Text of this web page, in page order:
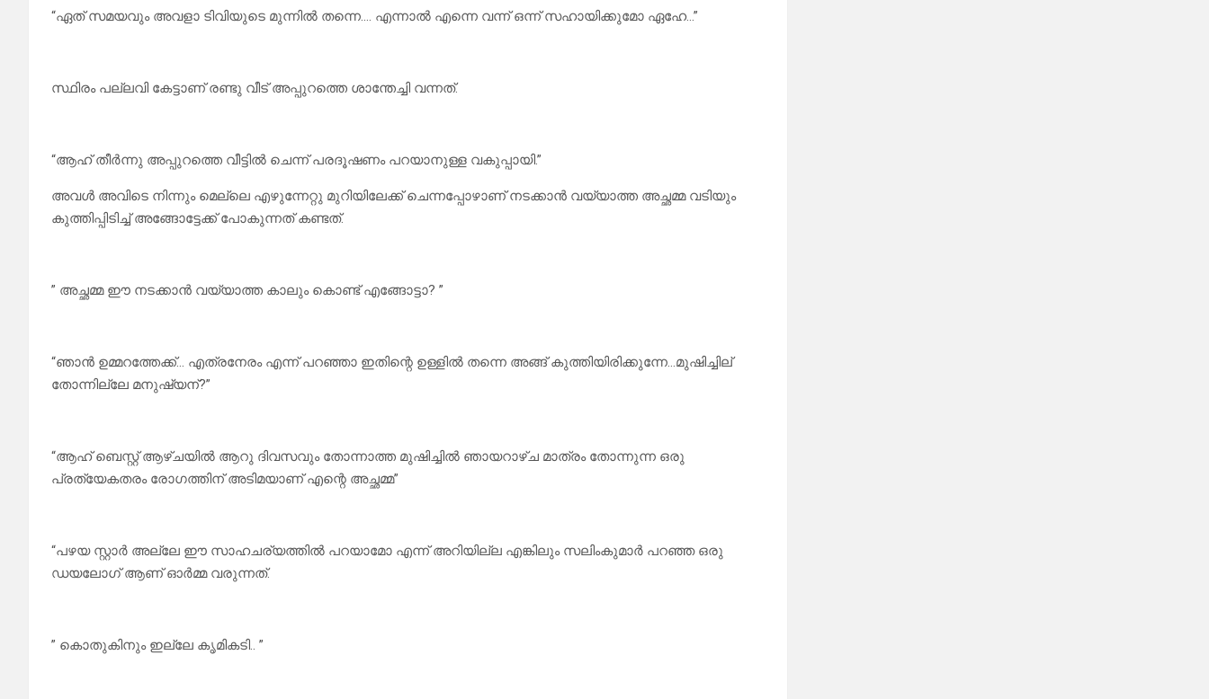
“ഏത് സമയവും അവളാ ടിവിയുടെ മുന്നിൽ തന്നെ.… എന്നാൽ എന്നെ വന്ന് ഒന്ന് സഹായിക്കുമോ ഏഹേ…”
സ്ഥിരം പല്ലവി കേട്ടാണ് രണ്ടു വീട് അപ്പുറത്തെ ശാന്തേച്ചി വന്നത്.
“ആഹ് തീർന്നു അപ്പുറത്തെ വീട്ടിൽ ചെന്ന് പരദൂഷണം പറയാനുള്ള വകുപ്പായി.”
അവൾ അവിടെ നിന്നും മെല്ലെ എഴുന്നേറ്റു മുറിയിലേക്ക് ചെന്നപ്പോഴാണ് നടക്കാൻ വയ്യാത്ത അച്ഛമ്മ വടിയും
കുത്തിപ്പിടിച്ച് അങ്ങോട്ടേക്ക് പോകുന്നത് കണ്ടത്.
” അച്ഛമ്മ ഈ നടക്കാൻ വയ്യാത്ത കാലും കൊണ്ട് എങ്ങോട്ടാ? ”
“ഞാൻ ഉമ്മറത്തേക്ക്… എത്രനേരം എന്ന് പറഞ്ഞാ ഇതിന്റെ ഉള്ളിൽ തന്നെ അങ്ങ് കുത്തിയിരിക്കുന്നേ…മുഷിച്ചില്
തോന്നില്ലേ മനുഷ്യന്?”
“ആഹ് ബെസ്റ്റ് ആഴ്ചയിൽ ആറു ദിവസവും തോന്നാത്ത മുഷിച്ചിൽ ഞായറാഴ്ച മാത്രം തോന്നുന്ന ഒരു
പ്രത്യേകതരം രോഗത്തിന് അടിമയാണ് എന്റെ അച്ഛമ്മ”
“പഴയ സ്റ്റാർ അല്ലേ ഈ സാഹചര്യത്തിൽ പറയാമോ എന്ന് അറിയില്ല എങ്കിലും സലിംകുമാർ പറഞ്ഞ ഒരു
ഡയലോഗ് ആണ് ഓർമ്മ വരുന്നത്.
” കൊതുകിനും ഇല്ലേ കൃമികടി.. ”